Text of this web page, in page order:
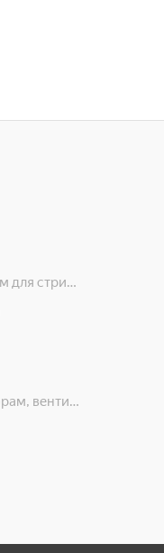
Запчасти к бритвам, машинкам для стрижки, фенам, эпиляторам, зубным щёткам
Запчасти к масляным радиаторам, вентиляторам, увлажнителям воздуха и теплотехнике